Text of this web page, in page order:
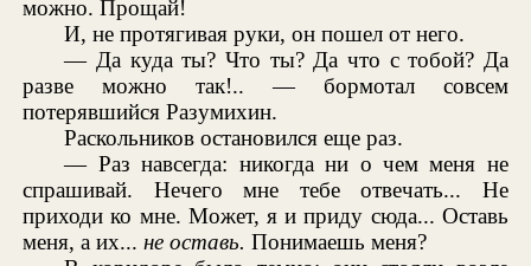
можно. Прощай!
И, не протягивая руки, он пошел от него.
— Да куда ты? Что ты? Да что с тобой? Да
разве можно так!.. — бормотал совсем
потерявшийся Разумихин.
Раскольников остановился еще раз.
— Раз навсегда: никогда ни о чем меня не
спрашивай. Нечего мне тебе отвечать... Не
приходи ко мне. Может, я и приду сюда... Оставь
меня, а их...не оставь. Понимаешь меня?